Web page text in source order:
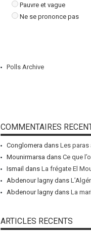
Pauvre et vague
Ne se prononce pas
Polls Archive
COMMENTAIRES
Conglomera dans Les paras
Mounirmarsa dans Ce que
Ismail dans La frégate El
Abdenour lagnydans
Abdenour lagnydans La
ARTICLES RECENTS